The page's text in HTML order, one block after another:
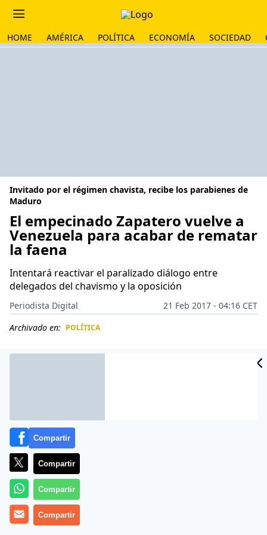
HOME AMÉRICA POLÍTICA ECONOMÍA SOCIEDAD
Invitado por el régimen chavista, recibe los parabienes de
Maduro
El empecinado Zapatero vuelve a
Venezuela para acabar de rematar
la faena
Intentará reactivar el paralizado diálogo entre
delegados del chavismo y la oposición
Periodista Digital
21 Feb 2017 - 04:16 CET
Archivado en: POLÍTICA
Más información
Compartir
Compartir
Compartir
Compartir